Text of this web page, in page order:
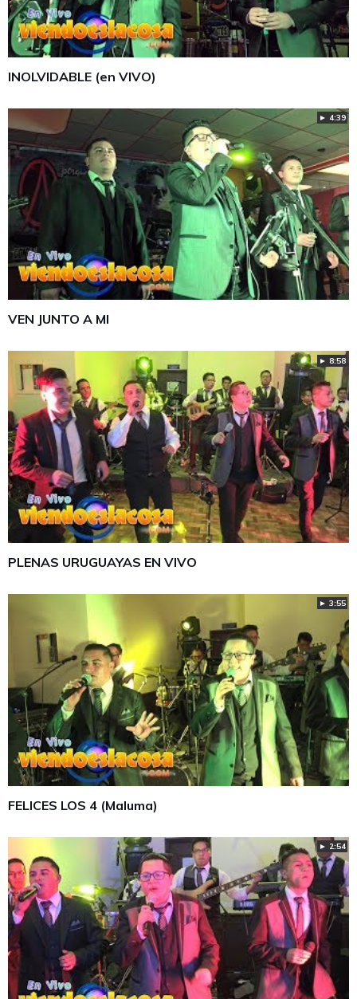
INOLVIDABLE (en VIVO)
► 4:39
VEN JUNTO A MI
► 8:58
PLENAS URUGUAYAS EN VIVO
► 3:55
FELICES LOS 4 (Maluma)
► 2:54